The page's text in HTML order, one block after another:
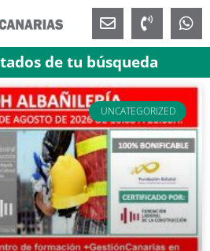
de tu búsqueda
UNCATEGORIZED